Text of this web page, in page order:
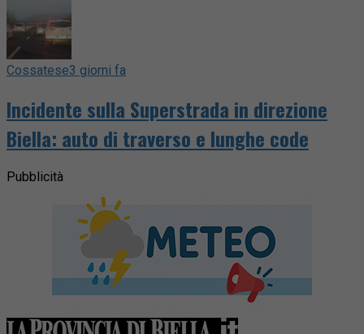
Cossatese3 giorni fa
Incidente sulla Superstrada in direzione
Biella: auto di traverso e lunghe code
Pubblicità